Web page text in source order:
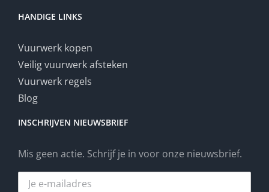
HANDIGE LINKS
Vuurwerk kopen
Veilig vuurwerk afsteken
Vuurwerk regels
Blog
INSCHRIJVEN NIEUWSBRIEF
Mis geen actie. Schrijf je in voor onze nieuwsbrief.